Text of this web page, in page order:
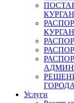
Услуги